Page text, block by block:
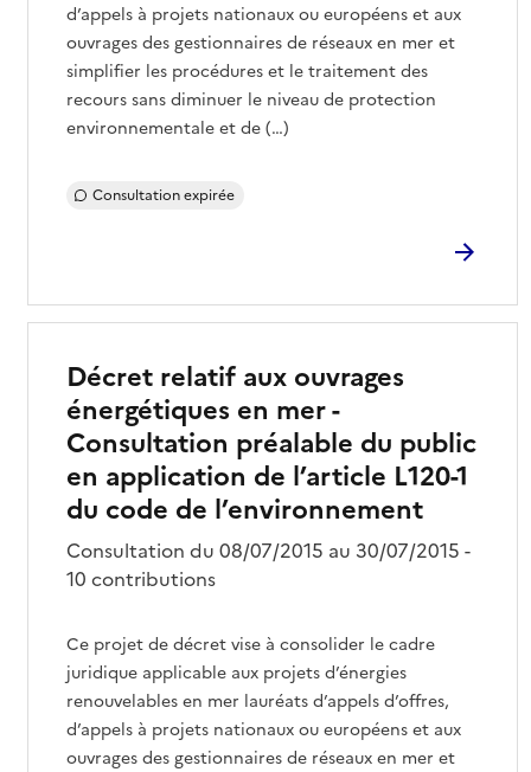
d’appels à projets nationaux ou européens et aux
ouvrages des gestionnaires de réseaux en mer et
simplifier les procédures et le traitement des
recours sans diminuer le niveau de protection
environnementale et de (…)
Consultation expirée
Décret relatif aux ouvrages
énergétiques en mer -
Consultation préalable du public
en application de l’article L120-1
du code de l’environnement
Consultation du 08/07/2015 au 30/07/2015 -
10 contributions
Ce projet de décret vise à consolider le cadre
juridique applicable aux projets d’énergies
renouvelables en mer lauréats d’appels d’offres,
d’appels à projets nationaux ou européens et aux
ouvrages des gestionnaires de réseaux en mer et